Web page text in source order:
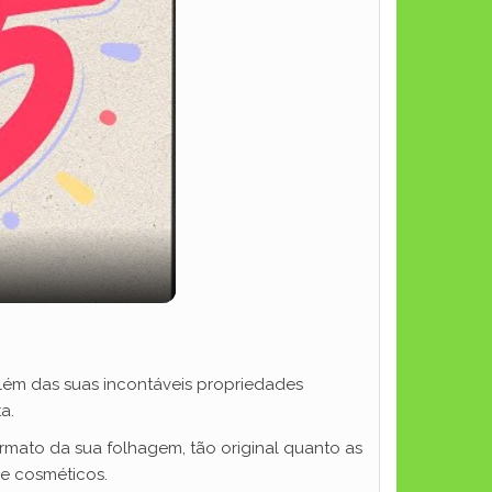
das suas incontáveis propriedades
da sua folhagem, tão original quanto as
cosméticos.